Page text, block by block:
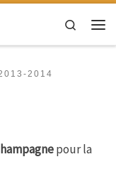
Search
2014
pour la